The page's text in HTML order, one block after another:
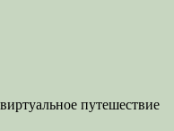
путешествие